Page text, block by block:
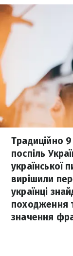
Традиційно
поспіль
української
вирішили
українці
походження
значення